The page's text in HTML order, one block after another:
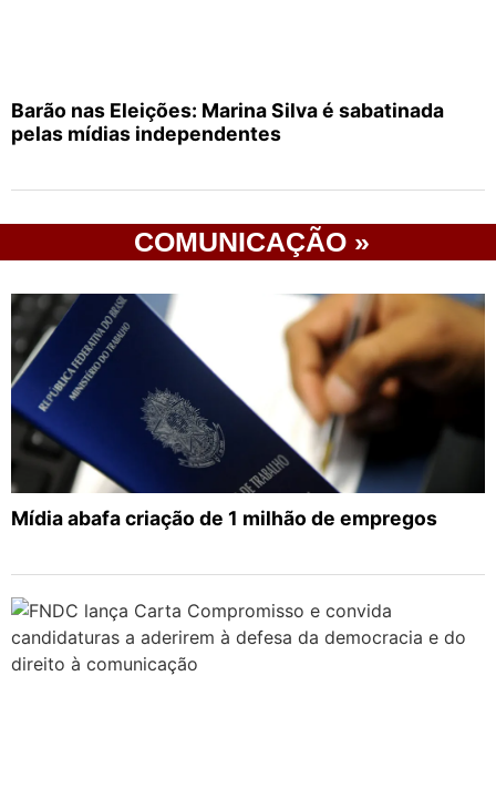
Barão nas Eleições: Marina Silva é sabatinada
pelas mídias independentes
COMUNICAÇÃO »
Mídia abafa criação de 1 milhão de empregos